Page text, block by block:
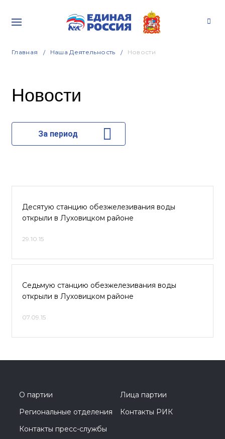
Главная Наша Деятельность Новости
Новости
За период
Десятую станцию обезжелезивания воды
открыли в Луховицком районе
29.10.15
Седьмую станцию обезжелезивания воды
открыли в Луховицком районе
07.09.15
О партии
Лица партии
Региональные отделения
Контакты РИК
Контакты пресс-службы